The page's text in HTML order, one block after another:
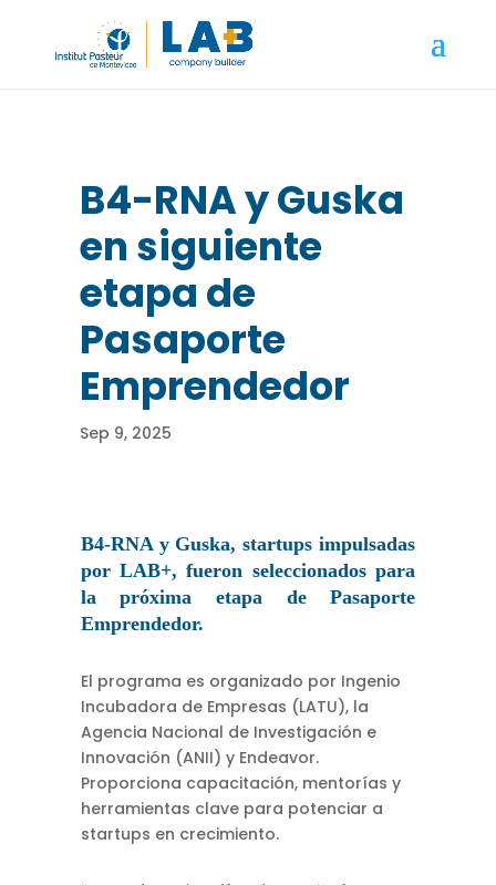
B4-RNA y Guska
en siguiente
etapa de
Pasaporte
Emprendedor
Sep 9, 2025
B4-RNA y Guska, startups impulsadas
por LAB+, fueron seleccionados para
la próxima etapa de Pasaporte
Emprendedor.
El programa es organizado por Ingenio
Incubadora de Empresas (LATU), la
Agencia Nacional de Investigación e
Innovación (ANII) y Endeavor.
Proporciona capacitación, mentorías y
herramientas clave para potenciar a
startups en crecimiento.